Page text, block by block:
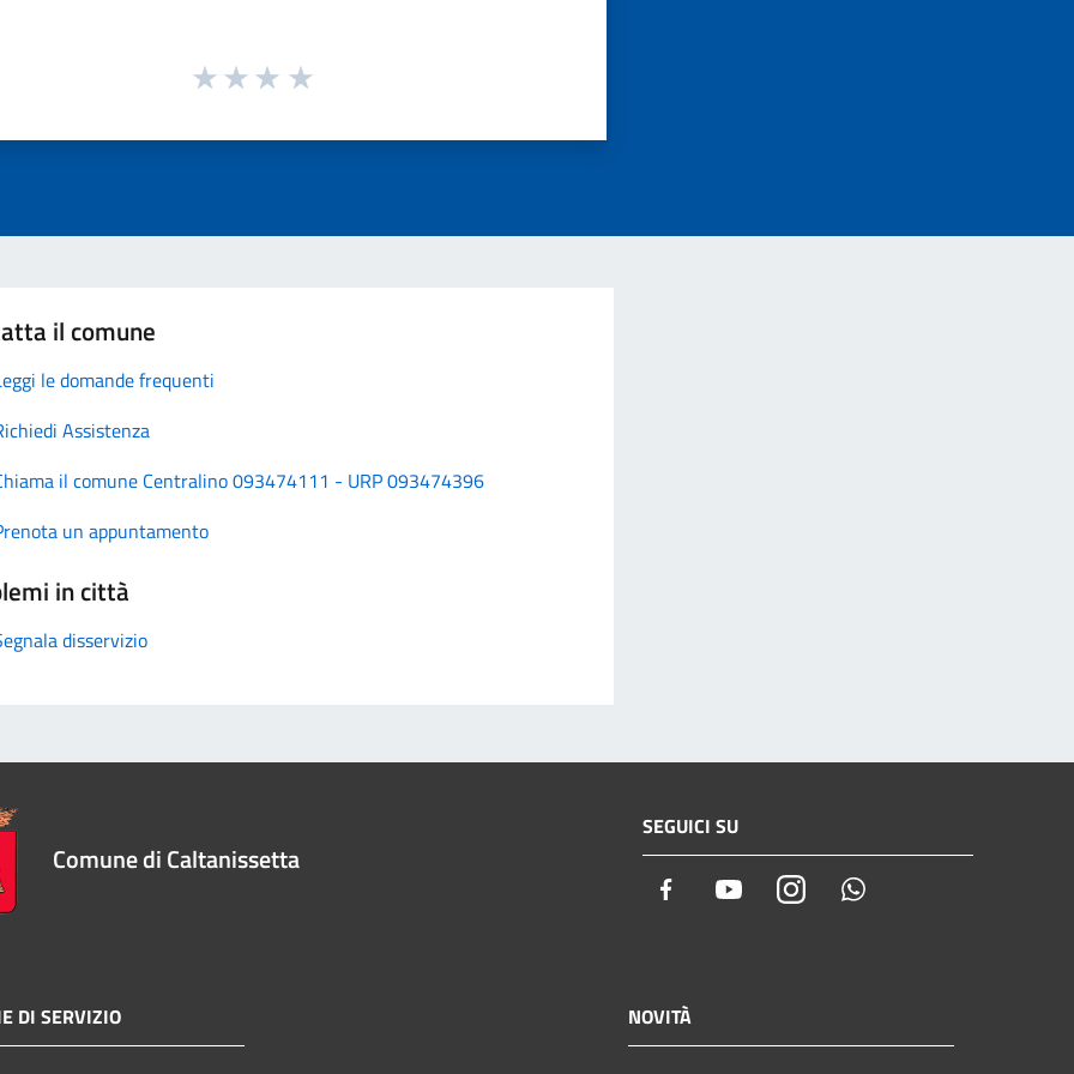
il comune
le domande frequenti
Assistenza
il comune Centralino 093474111 - URP 093474396
un appuntamento
in città
disservizio
Comune di Caltanissetta
SEGUICI SU
Facebook YoutubeInstagram
DI SERVIZIO NOVITÀ